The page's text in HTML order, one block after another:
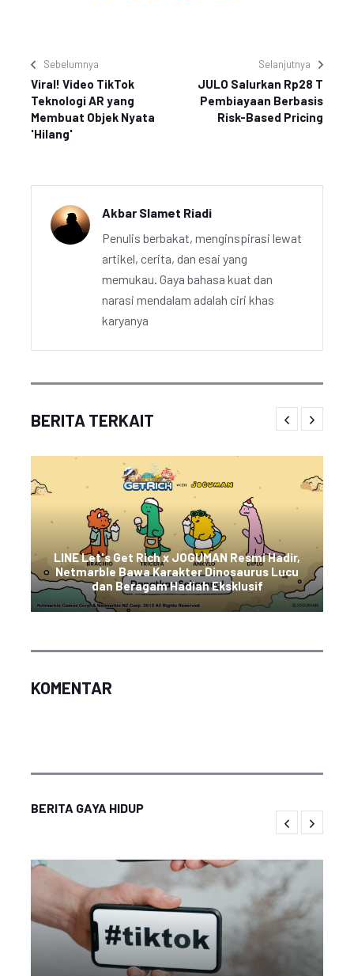
Sebelumnya
Viral! Video TikTok
Teknologi AR yang
Membuat Objek Nyata
'Hilang'
Selanjutnya
JULO Salurkan Rp28 T
Pembiayaan Berbasis
Risk-Based Pricing
Akbar Slamet Riadi
Penulis berbakat, menginspirasi lewat
artikel, cerita, dan esai yang
memukau. Gaya bahasa kuat dan
narasi mendalam adalah ciri khas
karyanya
BERITA TERKAIT
LINE Let's Get Rich x JOGUMAN Resmi Hadir,
Netmarble Bawa Karakter Dinosaurus Lucu
dan Beragam Hadiah Eksklusif
KOMENTAR
BERITA GAYA HIDUP